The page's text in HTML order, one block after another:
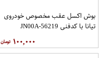
بوش اکسل عقب مخصوص خودروی
تیانا با کدفنی 56219-JN00A
برندنیسان موتور فروشگاه مگاموتور
۱۰۰,۰۰۰